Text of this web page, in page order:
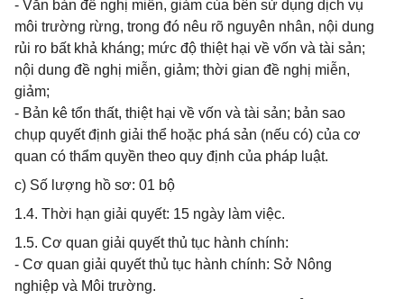
- Văn bản đề nghị miễn, giảm của bên sử dụng dịch vụ
môi trường rừng, trong đó nêu rõ nguyên nhân, nội dung
rủi ro bất khả kháng; mức độ thiệt hại về vốn và tài sản;
nội dung đề nghị miễn, giảm; thời gian đề nghị miễn,
giảm;
- Bản kê tổn thất, thiệt hại về vốn và tài sản; bản sao
chụp quyết định giải thể hoặc phá sản (nếu có) của cơ
quan có thẩm quyền theo quy định của pháp luật.
c) Số lượng hồ sơ: 01 bộ
1.4. Thời hạn giải quyết: 15 ngày làm việc.
1.5. Cơ quan giải quyết thủ tục hành chính:
- Cơ quan giải quyết thủ tục hành chính: Sở Nông
nghiệp và Môi trường.